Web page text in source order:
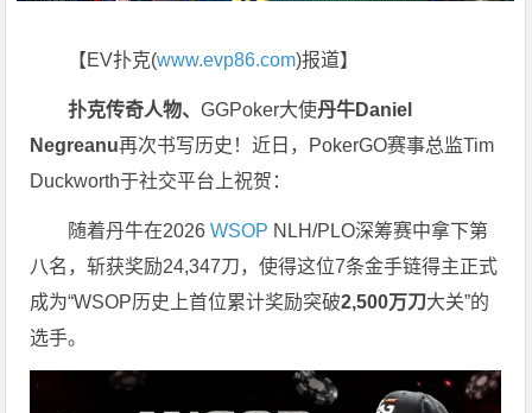
【EV扑克(www.evp86.com)报道】
扑克传奇人物、GGPoker大使丹牛Daniel
Negreanu再次书写历史！近日，PokerGO赛事总监Tim
Duckworth于社交平台上祝贺：
随着丹牛在2026WSOP NLH/PLO深筹赛中拿下第
八名，斩获奖励24,347刀，使得这位7条金手链得主正式
成为“WSOP历史上首位累计奖励突破2,500万刀大关”的
选手。